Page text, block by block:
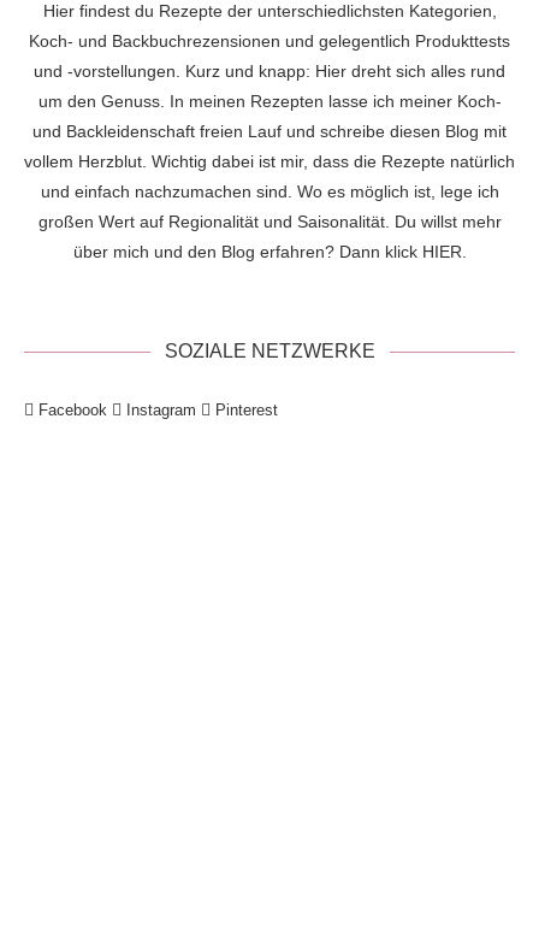
Hier findest du Rezepte der unterschiedlichsten Kategorien,
Koch- und Backbuchrezensionen und gelegentlich Produkttests
und -vorstellungen. Kurz und knapp: Hier dreht sich alles rund
um den Genuss. In meinen Rezepten lasse ich meiner Koch-
und Backleidenschaft freien Lauf und schreibe diesen Blog mit
vollem Herzblut. Wichtig dabei ist mir, dass die Rezepte natürlich
und einfach nachzumachen sind. Wo es möglich ist, lege ich
großen Wert auf Regionalität und Saisonalität. Du willst mehr
über mich und den Blog erfahren? Dann klick HIER
SOZIALE NETZWERKE
Facebook Instagram Pinterest